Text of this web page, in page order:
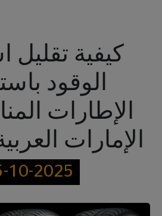
كيفية تقليل
الوقود
الإطارات
الإمارات
10-2025